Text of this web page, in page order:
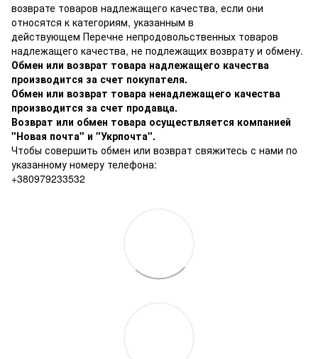
возврате товаров надлежащего качества, если они
относятся к категориям, указанным в
действующем Перечне непродовольственных товаров
надлежащего качества, не подлежащих возврату и обмену.
Обмен или возврат товара надлежащего качества
производится за счет покупателя.
Обмен или возврат товара ненадлежащего качества
производится за счет продавца.
Возврат или обмен товара осуществляется компанией
"Новая почта" и "Укрпочта".
Чтобы совершить обмен или возврат свяжитесь с нами по
указанному номеру телефона:
+380979233532